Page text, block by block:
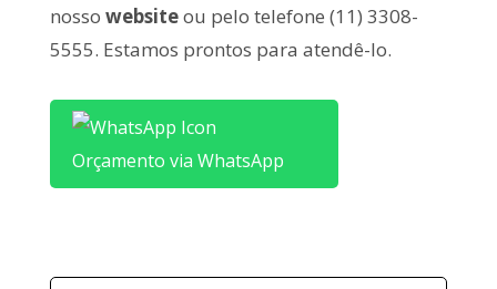
nosso websiteou pelo telefone (11) 3308-
5555. Estamos prontos para atendê-lo.
Orçamento via WhatsApp